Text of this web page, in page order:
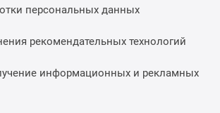
персональных данных
рекомендательных технологий
информационных и рекламных